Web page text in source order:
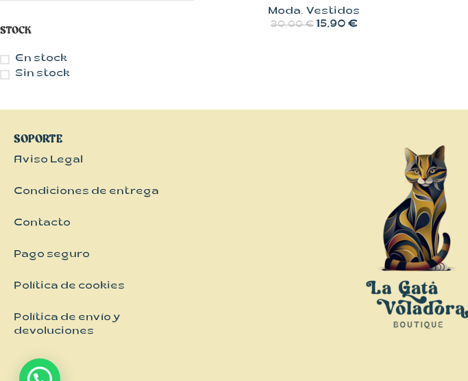
Jerseys
Kimonos
STOCK
En stock
Sin stock
Moda, Vestidos
30,00€ 15,90 €
SOPORTE
Aviso Legal
Condiciones de entrega
Contacto
Pago seguro
Política de cookies
Política de envío y
devoluciones